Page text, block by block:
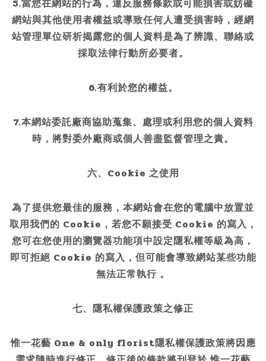
5.當您在網站的行為，違反服務條款或可能損害或妨礙
網站與其他使用者權益或導致任何人遭受損害時，經網
站管理單位研析揭露您的個人資料是為了辨識、聯絡或
採取法律行動所必要者。
6.有利於您的權益。
7.本網站委託廠商協助蒐集、處理或利用您的個人資料
時，將對委外廠商或個人善盡監督管理之責。
六、Cookie 之使用
為了提供您最佳的服務，本網站會在您的電腦中放置並
取用我們的 Cookie，若您不願接受 Cookie 的寫入，
您可在您使用的瀏覽器功能項中設定隱私權等級為高，
即可拒絕 Cookie 的寫入，但可能會導致網站某些功能
無法正常執行 。
七、隱私權保護政策之修正
惟一花藝 One & only florist隱私權保護政策將因應